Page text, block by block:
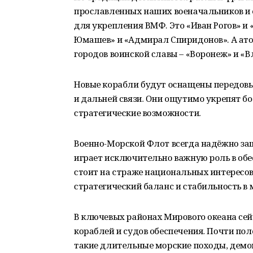
прославленных наших военачальников
для укрепления ВМФ. Это «Иван Рогов»
Юмашев» и «Адмирал Спиридонов». А
городов воинской славы – «Воронеж» и
Новые корабли будут оснащены
и дальней связи. Они ощутимо укрепят
стратегические возможности.
Военно-Морской Флот всегда надёжно
играет исключительно важную роль в
стоит на страже национальных
стратегический баланс и стабильность в
В ключевых районах Мирового океана
кораблей и судов обеспечения. Почти
такие длительные морские походы,